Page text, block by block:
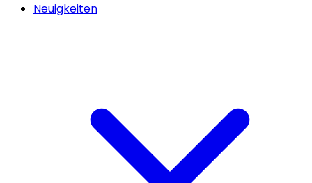
Neuigkeiten